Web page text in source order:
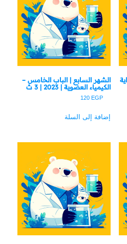
الشهر السابع | الباب الخامس –
الكيمياء العضوية | 2023 | 3 ث
120 EGP
إضافة إلى السلة